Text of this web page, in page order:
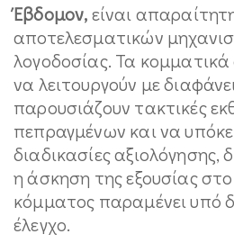
Έβδομον,είναι
αποτελεσματικών
λογοδοσίας. Τα
να λειτουργούν με
παρουσιάζουν τακτικές
πεπραγμένων και να
διαδικασίες αξιολόγησης,
η άσκηση της εξουσίας
κόμματος παραμένει υπό
έλεγχο.